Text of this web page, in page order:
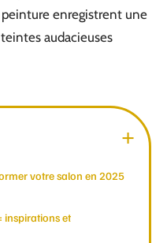
enregistrent une
audacieuses
votre salon en 2025
inspirations et